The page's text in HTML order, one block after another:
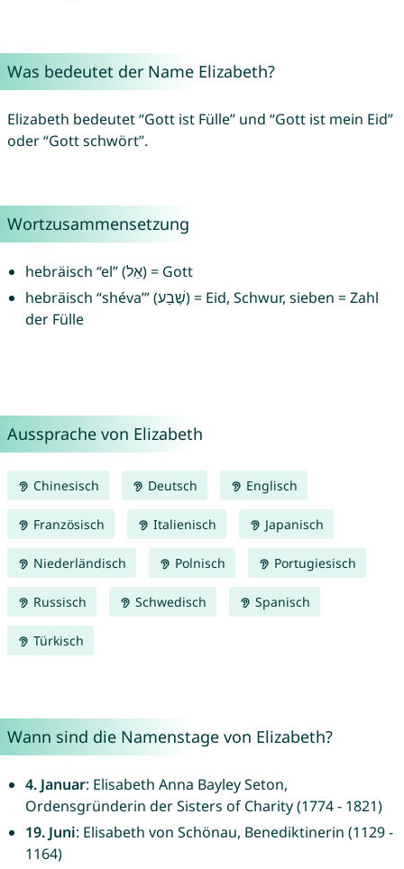
Was bedeutet der Name Elizabeth?
Elizabeth bedeutet “Gott ist Fülle” und “Gott ist mein Eid”
oder “Gott schwört”.
Wortzusammensetzung
hebräisch “el” (אֵל) = Gott
hebräisch “shéva’” (שֶׁבַע) = Eid, Schwur, sieben = Zahl
der Fülle
Aussprache von Elizabeth
Chinesisch Deutsch Englisch
Französisch Italienisch Japanisch
Niederländisch Polnisch Portugiesisch
Russisch Schwedisch Spanisch
Türkisch
Wann sind die Namenstage von Elizabeth?
4. Januar: Elisabeth Anna Bayley Seton,
Ordensgründerin der Sisters of Charity (1774 - 1821)
19. Juni: Elisabeth von Schönau, Benediktinerin (1129 -
1164)